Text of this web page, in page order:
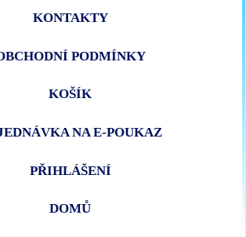
KONTAKTY
PODMÍNKY
KOŠÍK
NA E-POUKAZ
PŘIHLÁŠENÍ
DOMŮ